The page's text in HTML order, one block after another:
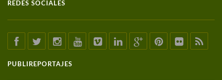
REDES SOCIALES
PUBLIREPORTAJES